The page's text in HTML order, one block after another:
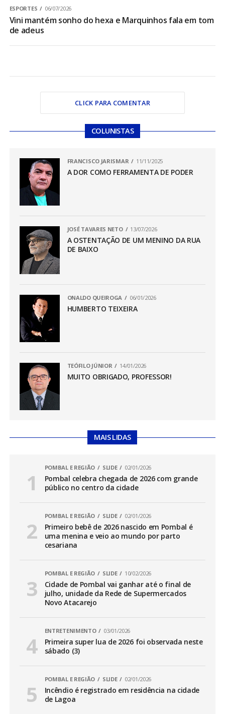
ESPORTES 06/07/2026
Vini mantém sonho do hexa e Marquinhos fala em tom
de adeus
CLICK PARA COMENTAR
COLUNISTAS
FRANCISCO JARISMAR 11/11/2025
A DOR COMO FERRAMENTA DE PODER
JOSÉ TAVARES NETO 13/07/2026
A OSTENTAÇÃO DE UM MENINO DA RUA
DE BAIXO
ONALDO QUEIROGA 06/01/2026
HUMBERTO TEIXEIRA
TEÓFILO JÚNIOR 14/01/2026
MUITO OBRIGADO, PROFESSOR!
MAIS LIDAS
POMBAL E REGIÃO SLIDE 02/01/2026
Pombal celebra chegada de 2026 com grande
público no centro da cidade
POMBAL E REGIÃO SLIDE 02/01/2026
Primeiro bebê de 2026 nascido em Pombal é
uma menina e veio ao mundo por parto
cesariana
POMBAL E REGIÃO SLIDE 10/02/2026
Cidade de Pombal vai ganhar até o final de
julho, unidade da Rede de Supermercados
Novo Atacarejo
ENTRETENIMENTO 03/01/2026
Primeira super lua de 2026 foi observada neste
sábado (3)
POMBAL E REGIÃO SLIDE 02/01/2026
Incêndio é registrado em residência na cidade
de Lagoa